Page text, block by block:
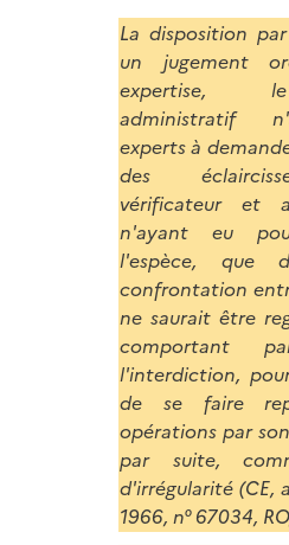
La disposition
un jugement
expertise,
administratif
experts à
des
vérificateur et
n'ayant eu
l'espèce, que
confrontation
ne saurait être
comportant
l'interdiction,
de se faire
opérations par
par suite,
d'irrégularité (CE,
1966, n° 67034,